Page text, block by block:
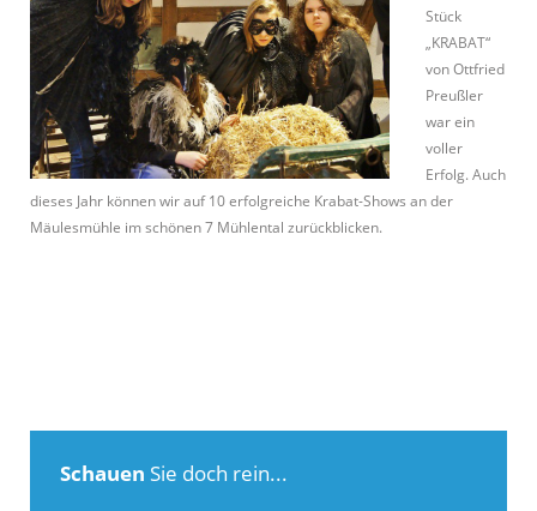
Stück
„KRABAT“
von Ottfried
Preußler
war ein
voller
Erfolg. Auch
dieses Jahr können wir auf 10 erfolgreiche Krabat-Shows an der
Mäulesmühle im schönen 7 Mühlental zurückblicken.
Schauen Sie doch rein...